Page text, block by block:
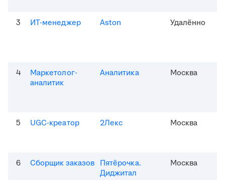
3 ИТ-менеджер Aston Удалённо
4
Маркетолог-
аналитик
Аналитика Москва
5 UGC-креатор 2Лекс Москва
6 Сборщик заказов Пятёрочка.
Диджитал
Москва